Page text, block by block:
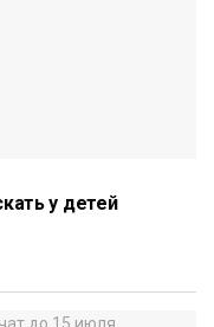
у детей